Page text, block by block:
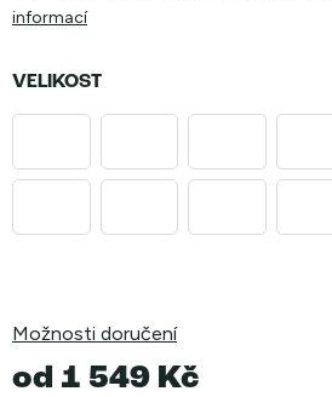
informací
VELIKOST
Možnosti doručení
od 1 549 Kč